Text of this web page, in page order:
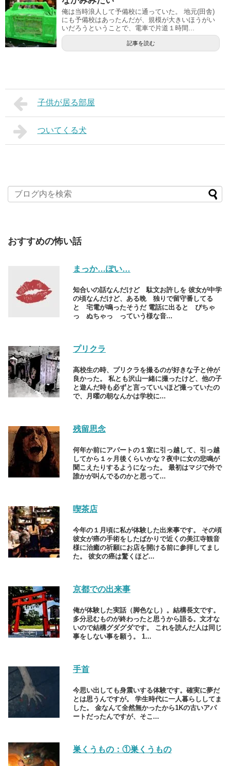
俺は当時浪人して予備校に通っていた。 地元(田舎)
にも予備校はあったんだが、規模が大きいほうがい
いだろうということで、電車で片道１時間...
記事を読む
子供が居る部屋
ついてくる犬
おすすめの怖い話
まっか…ぽい…
知合いの話なんだけど 駄文お許しを 彼女が中学
の頃なんだけど、ある晩 独りで留守番してる
と 宅電が鳴ったそうだ 電話に出ると ぴちゃ
っ ぬちゃっ っていう様な音...
プリクラ
高校生の時、プリクラを撮るのが好きな子と仲が
良かった。 私とも沢山一緒に撮ったけど、他の子
と遊んだ時も必ずと言っていいほど撮っていたの
で、月曜の朝なんかは学校に...
残留思念
何年か前にアパートの１室に引っ越して、引っ越
してから１ヶ月後くらいかな？夜中に女の悲鳴が
聞こえたりするようになった。 最初はマジで外で
誰かが叫んでるのかと思って...
喫茶店
今年の１月頃に私が体験した出来事です。 その頃
彼女が癌の手術をしたばかりで近くの美江寺観音
様に治癒の祈願にお店を開ける前に参拝してまし
た。 彼女の癌は驚くほど...
京都での出来事
俺が体験した実話（脚色なし）。結構長文です。
多分忌むものが終わったと思うから語る。文才な
いので結構グダグダです。 これを読んだ人は同じ
事をしない事を願う。 1...
手首
今思い出しても身震いする体験です。確実に夢だ
とは思うんですが。 学生時代に一人暮らししてま
した。 金なんて全然無かったから1Kの古いアパ
ートだったんですが、そこ...
巣くうもの：①巣くうもの